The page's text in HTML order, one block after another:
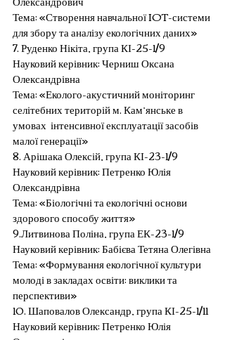
Тема: «Створення навчальної IOT-системи
для збору та аналізу екологічних даних»
7. Руденко Нікіта, група КІ-25-1/9
Науковий керівник: Черниш Оксана
Олександрівна
Тема: «Еколого-акустичний моніторинг
селітебних територій м. Кам’янське в
умовах  інтенсивної експлуатації засобів
малої генерації»
8. Арішака Олексій, група КІ-23-1/9
Науковий керівник: Петренко Юлія
Олександрівна
Тема: «Біологічні та екологічні основи
здорового способу життя»
9.Литвинова Поліна, група ЕК-23-1/9
Науковий керівник: Бабієва Тетяна Олегівна
Тема: «Формування екологічної культури
молоді в закладах освіти: виклики та
перспективи»
10. Шаповалов Олександр, група КІ-25-1/11
Науковий керівник: Петренко Юлія